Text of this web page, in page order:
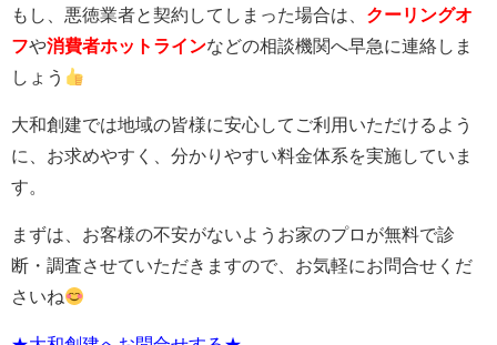
もし、悪徳業者と契約してしまった場合は、 クーリングオ
フや消費者ホットラインなどの相談機関へ早急に連絡しま
しょう
大和創建では地域の皆様に安心してご利用いただけるよう
に、お求めやすく、分かりやすい料金体系を実施していま
す。
まずは、お客様の不安がないようお家のプロが無料で診
断・調査させていただきますので、お気軽にお問合せくだ
さいね